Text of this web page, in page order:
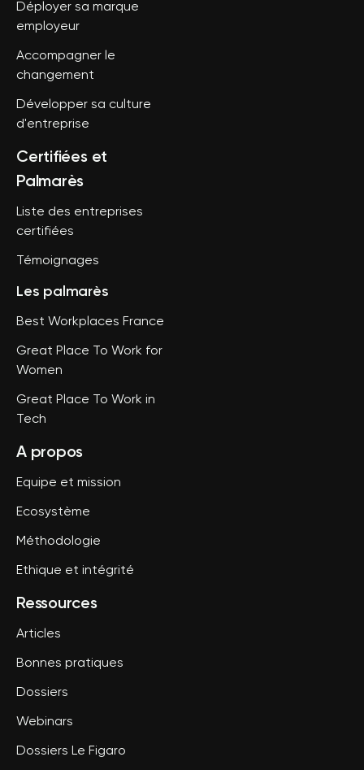
Déployer sa marque
employeur
Accompagner le
changement
Développer sa culture
d'entreprise
Certifiées et
Palmarès
Liste des entreprises
certifiées
Témoignages
Les palmarès
Best Workplaces France
Great Place To Work for
Women
Great Place To Work in
Tech
A propos
Equipe et mission
Ecosystème
Méthodologie
Ethique et intégrité
Ressources
Articles
Bonnes pratiques
Dossiers
Webinars
Dossiers Le Figaro